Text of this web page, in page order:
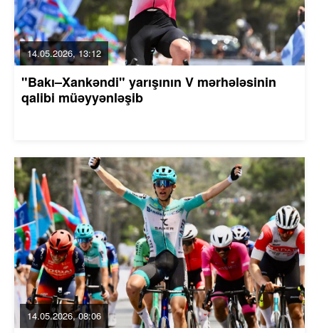
14.05.2026, 13:12
"Bakı–Xankəndi" yarışının V mərhələsinin
qalibi müəyyənləşib
14.05.2026, 08:06